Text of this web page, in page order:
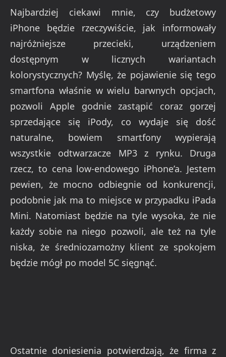
Najbardziej ciekawi mnie, czy budżetowy
iPhone będzie rzeczywiście, jak informowały
najróżniejsze przecieki, urządzeniem
dostępnym w licznych wariantach
kolorystycznych? Myślę, że pojawienie się tego
smartfona właśnie w wielu barwnych opcjach,
pozwoli Apple godnie zastąpić coraz gorzej
sprzedające się iPody, co wydaje się dość
naturalne, bowiem smartfony wypierają
wszystkie odtwarzacze MP3 z rynku. Druga
rzecz, to cena low-endowego iPhone’a. Jestem
pewien, że mocno odbiegnie od konkurencji,
podobnie jak ma to miejsce w przypadku iPada
Mini. Natomiast będzie na tyle wysoka, że nie
każdy sobie na niego pozwoli, ale też na tyle
niska, że średniozamożny klient ze spokojem
będzie mógł po model 5C sięgnąć.
Ostatnie doniesienia potwierdzają, że firma z